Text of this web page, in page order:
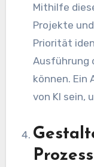
Mithilfe
Projekte
Priorität
Ausführung
können. Ein
von KI sein,